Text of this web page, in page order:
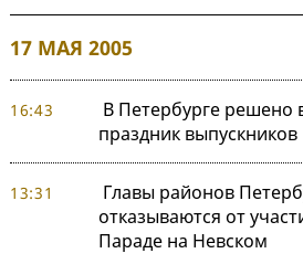
17 МАЯ 2005
16:43
В Петербурге решено
праздник выпускников
13:31
Главы районов
отказываются от
Параде на Невском